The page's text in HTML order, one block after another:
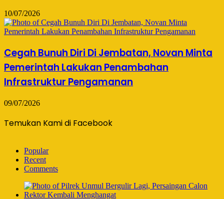
10/07/2026
Cegah Bunuh Diri Di Jembatan, Novan Minta
Pemerintah Lakukan Penambahan
Infrastruktur Pengamanan
09/07/2026
Temukan Kami di Facebook
Popular
Recent
Comments